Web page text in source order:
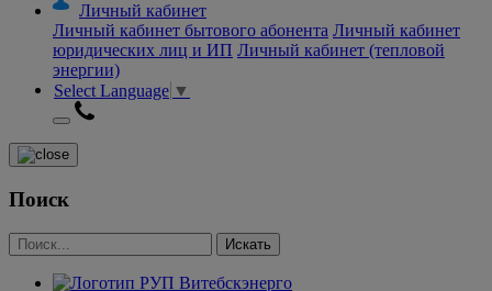
Личный кабинет
Личный кабинет бытового абонента Личный кабинет
юридических лиц и ИП Личный кабинет (тепловой
энергии)
Select Language ▼
Поиск